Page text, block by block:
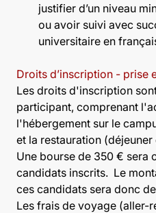
justifier d’un niveau
ou avoir suivi avec
universitaire en
Droits d’inscription - prise
Les droits d'inscription
participant, comprenant
l'hébergement sur le
et la restauration
Une bourse de 350 € sera
candidats inscrits. Le
ces candidats sera donc
Les frais de voyage (aller-